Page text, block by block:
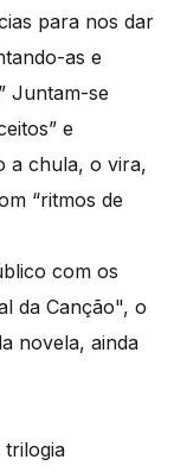
para nos dar
as e
Juntam-se
e
a chula, o vira,
“ritmos de
com os
da Canção", o
novela, ainda
trilogia